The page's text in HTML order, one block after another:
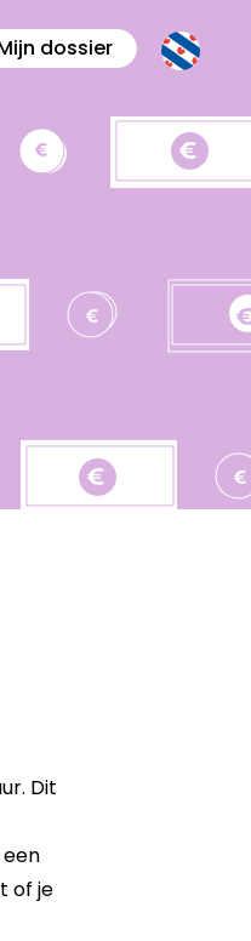
dossier
Dit
of je